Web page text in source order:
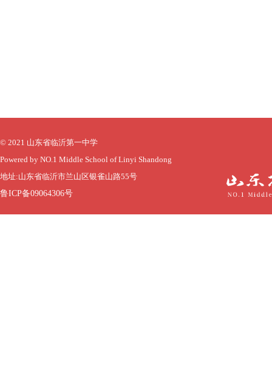
© 2021 山东省临沂第一中学
Powered by NO.1 Middle School of Linyi Shandong
地址:山东省临沂市兰山区银雀山路55号
鲁ICP备09064306号